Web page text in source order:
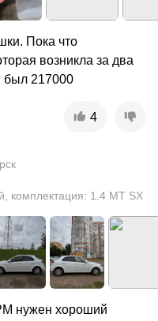
Пока что
возникла за два
был 217000
4
комплектация: 1.4 MT SX
нужен хороший